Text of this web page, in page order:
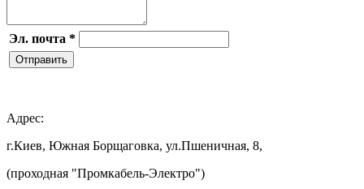
Эл. почта *
Отправить
Адрес:
г.Киев, Южная Борщаговка, ул.Пшеничная, 8,
(проходная "Промкабель-Электро")